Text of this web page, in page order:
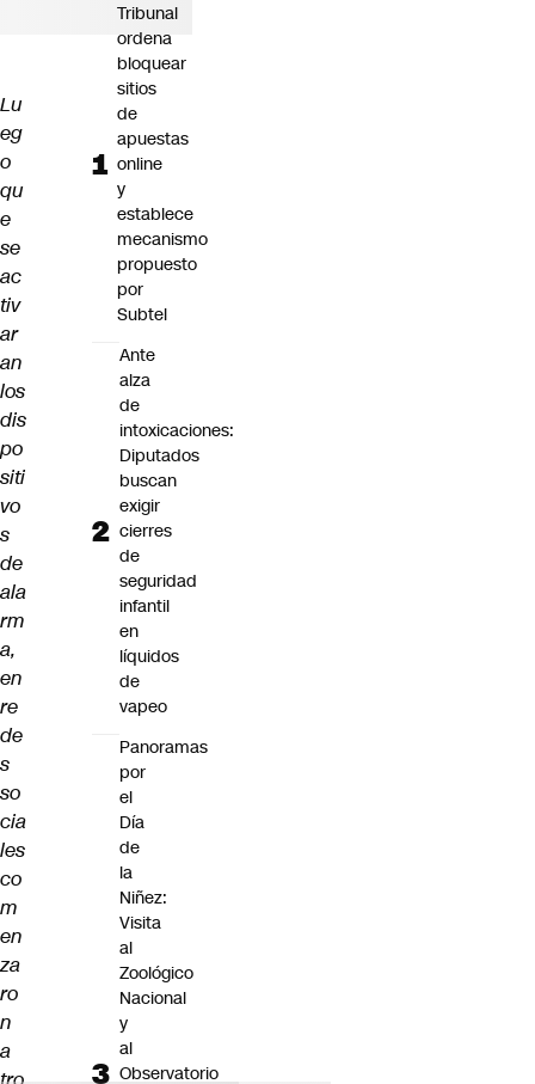
Lu
eg
o
qu
e
se
ac
tiv
ar
an
los
dis
po
siti
vo
s
de
ala
rm
a,
en
re
de
s
so
cia
les
co
m
en
za
ro
n
a
Tribunal
ordena
bloquear
sitios
de
apuestas
online
y
establece
mecanismo
propuesto
por
Subtel
Ante
alza
de
intoxicaciones:
Diputados
buscan
exigir
cierres
de
seguridad
infantil
en
líquidos
de
vapeo
Panoramas
por
el
Día
de
la
Niñez:
Visita
al
Zoológico
Nacional
y
al
Observatorio